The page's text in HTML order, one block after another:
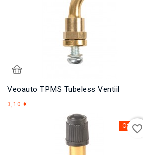
Veoauto TPMS Tubeless Ventiil
3,10 €
Otsas
favorite_border